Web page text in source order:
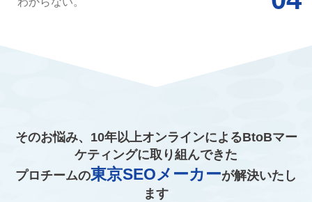
そのお悩み、10年以上オンラインによるBtoBマー
ケティングに取り組んできた
プロチームの東京SEOメーカーが解決いたし
ます